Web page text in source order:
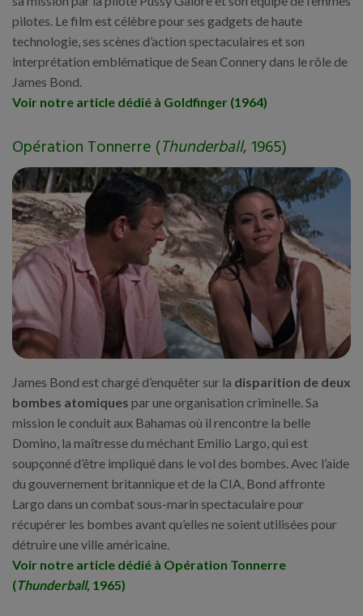
pilotes. Le film est célèbre pour ses gadgets de haute
technologie, ses scènes d’action spectaculaires et son
interprétation emblématique de Sean Connery dans le rôle de
James Bond.
Voir notre article dédié à Goldfinger (1964)
Opération Tonnerre (Thunderball, 1965)
James Bond est chargé d’enquêter sur la disparition de deux
bombes atomiques par une organisation criminelle. Sa
mission le conduit aux Bahamas où il rencontre la belle
Domino, la maîtresse du méchant Emilio Largo, qui est
soupçonné d’être impliqué dans le vol des bombes. Avec l’aide
du gouvernement britannique et de la CIA, Bond affronte
Largo dans un combat sous-marin spectaculaire pour
récupérer les bombes avant qu’elles ne soient utilisées pour
détruire une ville américaine.
Voir notre article dédié à Opération Tonnerre
(Thunderball, 1965)